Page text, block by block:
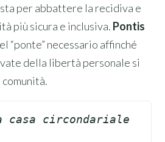
per abbattere la recidiva e
più sicura e inclusiva. Pontis
“ponte” necessario affinché
della libertà personale si
circondariale